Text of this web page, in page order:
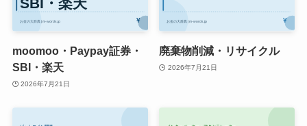
moomoo・Paypay証券・
SBI・楽天
2026年7月21日
廃棄物削減・リサイクル
2026年7月21日